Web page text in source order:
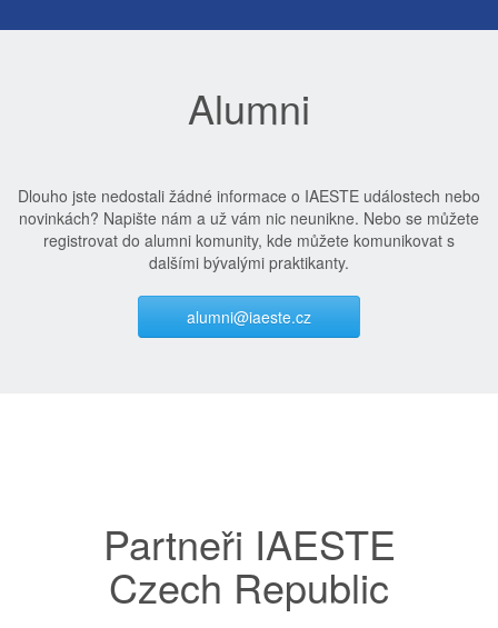
Alumni
Dlouho jste nedostali žádné informace o IAESTE událostech nebo
novinkách? Napište nám a už vám nic neunikne. Nebo se můžete
registrovat do alumni komunity, kde můžete komunikovat s
dalšími bývalými praktikanty.
alumni@iaeste.cz
Partneři IAESTE
Czech Republic